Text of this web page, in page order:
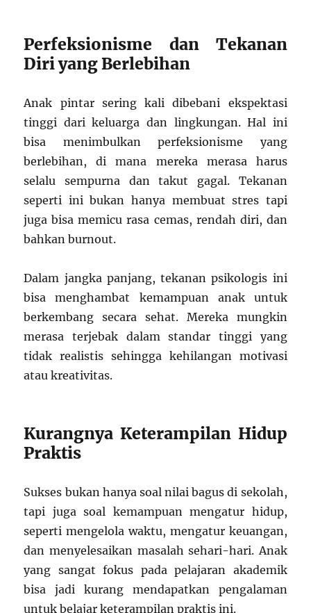
Perfeksionisme dan Tekanan
Diri yang Berlebihan
Anak pintar sering kali dibebani ekspektasi
tinggi dari keluarga dan lingkungan. Hal ini
bisa menimbulkan perfeksionisme yang
berlebihan, di mana mereka merasa harus
selalu sempurna dan takut gagal. Tekanan
seperti ini bukan hanya membuat stres tapi
juga bisa memicu rasa cemas, rendah diri, dan
bahkan burnout.
Dalam jangka panjang, tekanan psikologis ini
bisa menghambat kemampuan anak untuk
berkembang secara sehat. Mereka mungkin
merasa terjebak dalam standar tinggi yang
tidak realistis sehingga kehilangan motivasi
atau kreativitas.
Kurangnya Keterampilan Hidup
Praktis
Sukses bukan hanya soal nilai bagus di sekolah,
tapi juga soal kemampuan mengatur hidup,
seperti mengelola waktu, mengatur keuangan,
dan menyelesaikan masalah sehari-hari. Anak
yang sangat fokus pada pelajaran akademik
bisa jadi kurang mendapatkan pengalaman
untuk belajar keterampilan praktis ini.